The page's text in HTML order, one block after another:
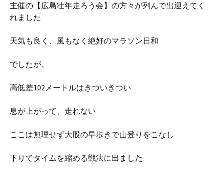
主催の【広島壮年走ろう会】の方々が列んで出迎えてく
れました
天気も良く、風もなく絶好のマラソン日和
でしたが、
高低差102メートルはきついきつい
息が上がって、走れない
ここは無理せず大股の早歩きで山登りをこなし
下りでタイムを縮める戦法に出ました